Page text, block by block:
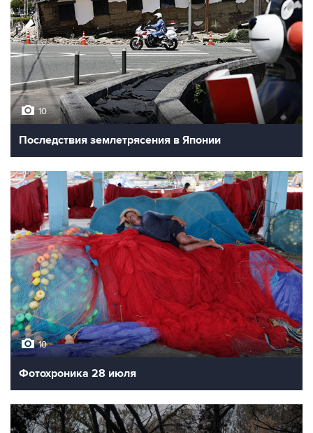
10
Последствия землетрясения в Японии
10
Фотохроника 28 июля